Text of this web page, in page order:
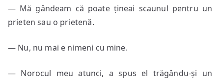
— Mă gândeam că poate țineai scaunul pentru un
prieten sau o prietenă.
— Nu, nu mai e nimeni cu mine.
— Norocul meu atunci, a spus el trăgându-și un